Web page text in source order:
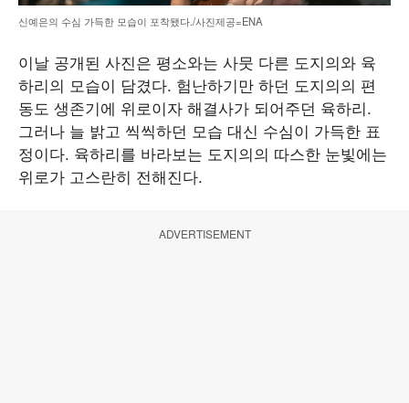
신예은의 수심 가득한 모습이 포착됐다./사진제공=ENA
이날 공개된 사진은 평소와는 사뭇 다른 도지의와 육
하리의 모습이 담겼다. 험난하기만 하던 도지의의 편
동도 생존기에 위로이자 해결사가 되어주던 육하리.
그러나 늘 밝고 씩씩하던 모습 대신 수심이 가득한 표
정이다. 육하리를 바라보는 도지의의 따스한 눈빛에는
위로가 고스란히 전해진다.
ADVERTISEMENT